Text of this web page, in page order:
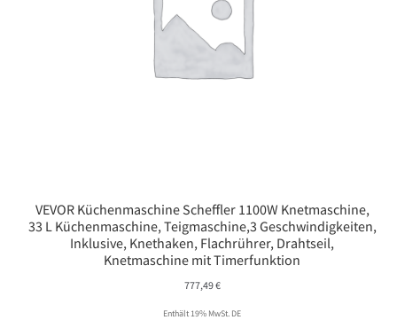
VEVOR Küchenmaschine Scheffler 1100W Knetmaschine,
33 L Küchenmaschine, Teigmaschine,3 Geschwindigkeiten,
Inklusive, Knethaken, Flachrührer, Drahtseil,
Knetmaschine mit Timerfunktion
777,49€
Enthält 19% MwSt. DE